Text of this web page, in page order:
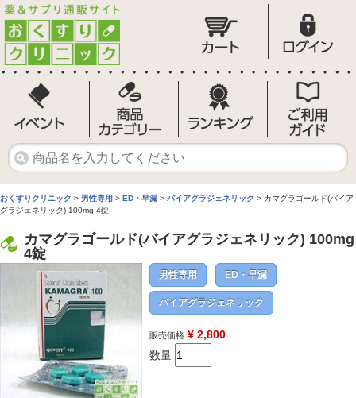
おくすりクリニック > 男性専用 > ED・早漏 > バイアグラジェネリック > カマグラゴールド(バイア
グラジェネリック) 100mg 4錠
カマグラゴールド(バイアグラジェネリック) 100mg
4錠
男性専用 ED・早漏
バイアグラジェネリック
販売価格 ¥ 2,800
数量